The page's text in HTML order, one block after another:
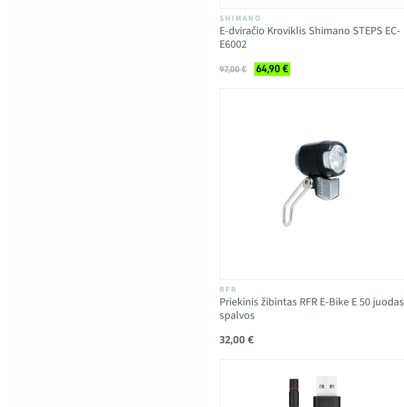
SHIMANO
E-dviračio Kroviklis Shimano STEPS EC-
E6002
97,00 € 64,90 €
RFR
Priekinis žibintas RFR E-Bike E 50 juodas
spalvos
32,00 €